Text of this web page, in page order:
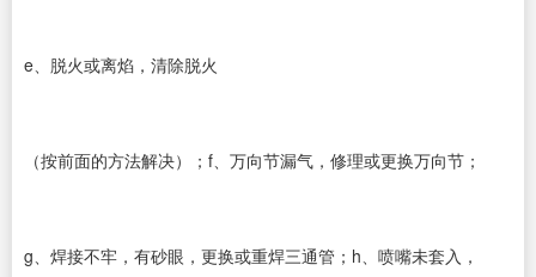
e、脱火或离焰，清除脱火
（按前面的方法解决）；f、万向节漏气，修理或更换万向节；
g、焊接不牢，有砂眼，更换或重焊三通管；h、喷嘴未套入，